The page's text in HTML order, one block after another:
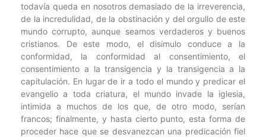
todavía queda en nosotros demasiado de la irreverencia,
de la incredulidad, de la obstinación y del orgullo de este
mundo corrupto, aunque seamos verdaderos y buenos
cristianos. De este modo, el disimulo conduce a la
conformidad, la conformidad al consentimiento, el
consentimiento a la transigencia y la transigencia a la
capitulación. En lugar de ir a todo el mundo y predicar el
evangelio a toda criatura, el mundo invade la iglesia,
intimida a muchos de los que, de otro modo, serían
francos; finalmente, y hasta cierto punto, esta forma de
proceder hace que se desvanezcan una predicación fiel